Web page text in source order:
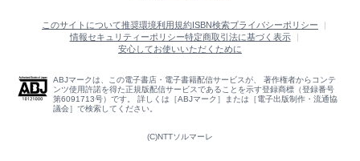
このサイトについて推奨環境利用規約 ISBN検索プライバシーポリシー
情報セキュリティーポリシー特定商取引法に基づく表示
安心してお使いいただくために
ABJマークは、この電子書店・電子書籍配信サービスが、 著作権者からコンテ
ンツ使用許諾を得た正規版配信サービスであることを示す登録商標（登録番号
第6091713号）です。 詳しくは［ABJマーク］または［電子出版制作・流通協
議会］で検索してください。
(C)NTTソルマーレ